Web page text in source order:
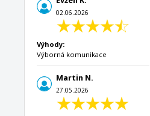
02.06.2026
Výhody:
Výborná komunikace
Martin N.
27.05.2026